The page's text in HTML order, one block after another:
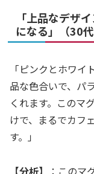
「上品なデザ
になる」（30
「ピンクとホワ
品な色合いで、パ
くれます。このマ
けで、まるでカフ
す。」
【分析】
：このマ